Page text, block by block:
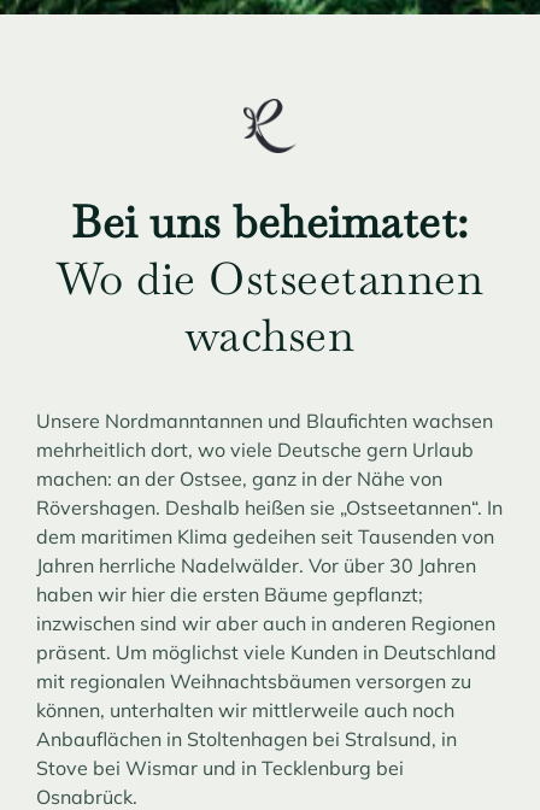
Bei uns beheimatet:
Wo die Ostseetannen
wachsen
Unsere Nordmanntannen und Blaufichten wachsen
mehrheitlich dort, wo viele Deutsche gern Urlaub
machen: an der Ostsee, ganz in der Nähe von
Rövershagen. Deshalb heißen sie „Ostseetannen“. In
dem maritimen Klima gedeihen seit Tausenden von
Jahren herrliche Nadelwälder. Vor über 30 Jahren
haben wir hier die ersten Bäume gepflanzt;
inzwischen sind wir aber auch in anderen Regionen
präsent. Um möglichst viele Kunden in Deutschland
mit regionalen Weihnachtsbäumen versorgen zu
können, unterhalten wir mittlerweile auch noch
Anbauflächen in Stoltenhagen bei Stralsund, in
Stove bei Wismar und in Tecklenburg bei
Osnabrück.